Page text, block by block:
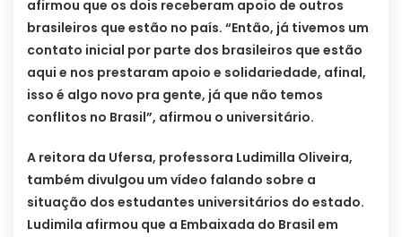
afirmou que os dois receberam apoio de outros
brasileiros que estão no país. “Então, já tivemos um
contato inicial por parte dos brasileiros que estão
aqui e nos prestaram apoio e solidariedade, afinal,
isso é algo novo pra gente, já que não temos
conflitos no Brasil”, afirmou o universitário.
A reitora da Ufersa, professora Ludimilla Oliveira,
também divulgou um vídeo falando sobre a
situação dos estudantes universitários do estado.
Ludimila afirmou que a Embaixada do Brasil em